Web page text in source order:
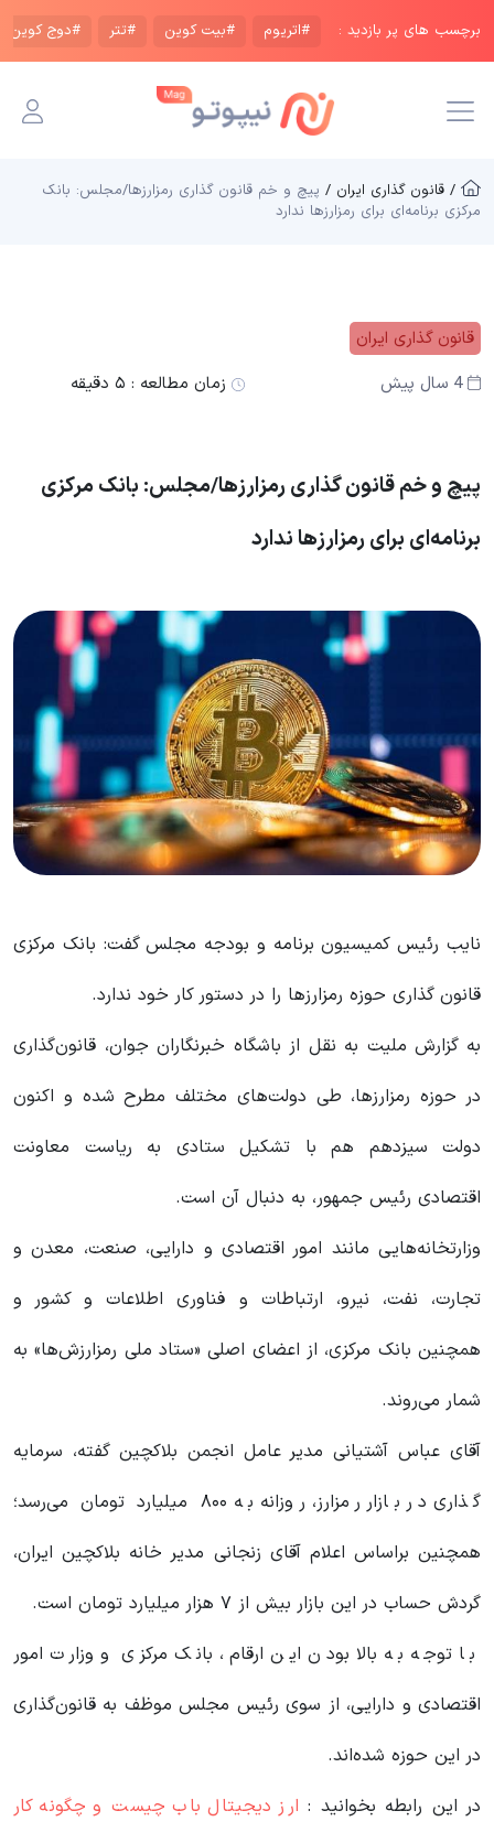
برچسب های پر بازدید : #اتریوم #بیت کوین #تتر #دوج کوین
/ قانون گذاری ایران / پیچ و خم قانون گذاری رمزارزها/مجلس: بانک
مرکزی برنامه‌ای برای رمزارز‌ها ندارد
قانون گذاری ایران
4 سال پیش
زمان مطالعه : ۵ دقیقه
پیچ و خم قانون گذاری رمزارزها/مجلس: بانک مرکزی
برنامه‌ای برای رمزارز‌ها ندارد
نایب رئیس کمیسیون برنامه و بودجه مجلس گفت: بانک مرکزی
قانون گذاری حوزه رمزارز‌ها را در دستور کار خود ندارد.
به گزارش ملیت به نقل از باشگاه خبرنگاران جوان، قانون‌گذاری
در حوزه رمزارزها، طی دولت‌های مختلف مطرح شده و اکنون
دولت سیزدهم هم با تشکیل ستادی به ریاست معاونت
اقتصادی رئیس جمهور، به دنبال آن است.
وزارتخانه‌هایی مانند امور اقتصادی و دارایی، صنعت، معدن و
تجارت، نفت، نیرو، ارتباطات و فناوری اطلاعات و کشور و
همچنین بانک مرکزی، از اعضای اصلی «ستاد ملی رمزارزش‌ها» به
شمار می‌روند.
آقای عباس آشتیانی مدیر عامل انجمن بلاکچین گفته، سرمایه
گذاری در بازار رمزارز، روزانه به ۸۰۰ میلیارد تومان می‌رسد؛
همچنین براساس اعلام آقای زنجانی مدیر خانه بلاکچین ایران،
گردش حساب در این بازار بیش از ۷ هزار میلیارد تومان است.
با توجه به بالا بودن این ارقام، بانک مرکزی و وزارت امور
اقتصادی و دارایی، از سوی رئیس مجلس موظف به قانون‌گذاری
در این حوزه شده‌اند.
در این رابطه بخوانید‌ : ارز دیجیتال باب چیست و چگونه کار